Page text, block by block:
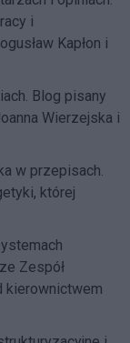
i
Kapłon i
Blog pisany
Wierzejska i
w przepisach.
której
Zespół
kierownictwem